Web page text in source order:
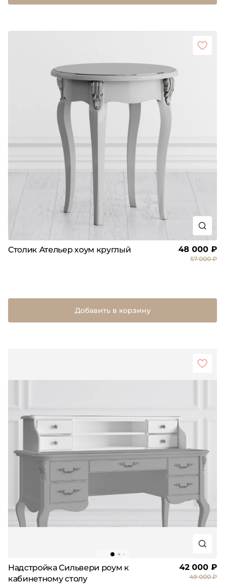
Столик Ательер хоум круглый 48 000 ₽
57 000 ₽
Добавить в корзину
Надстройка Сильвери роум к
кабинетному столу
42 000 ₽
49 000 ₽